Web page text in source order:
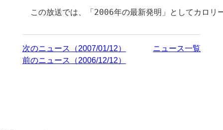
この放送では、「2006年の最新発明」としてカロリ
次のニュース（2007/01/12）
ニュース一覧
前のニュース（2006/12/12）